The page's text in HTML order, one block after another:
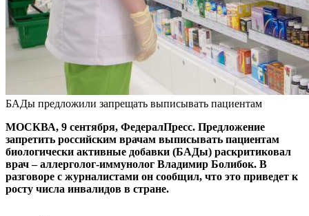
БАДы предложили запрещать выписывать пациентам
МОСКВА, 9 сентября, ФедералПресс. Предложение
запретить российским врачам выписывать пациентам
биологически активные добавки (БАДы) раскритиковал
врач – аллерголог-иммунолог Владимир Болибок. В
разговоре с журналистами он сообщил, что это приведет к
росту числа инвалидов в стране.